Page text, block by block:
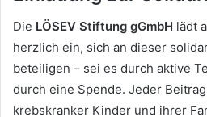
Die LÖSEV Stiftung gGmbH lädt
herzlich ein, sich an dieser
beteiligen – sei es durch aktive
durch eine Spende. Jeder
krebskranker Kinder und ihrer